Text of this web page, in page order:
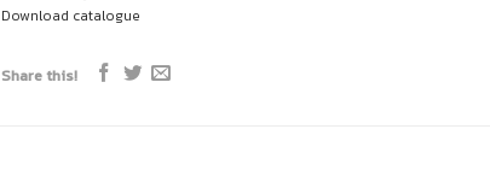
Download catalogue
Share this!